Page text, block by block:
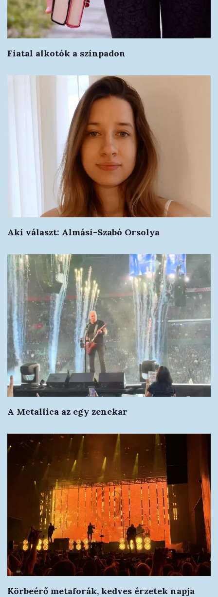
Fiatal alkotók a színpadon
Aki választ: Almási-Szabó Orsolya
A Metallica az egy zenekar
Körbeérő metaforák, kedves érzetek napja